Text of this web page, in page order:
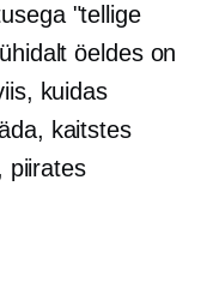
"tellige
öeldes on
kuidas
kaitstes
piirates